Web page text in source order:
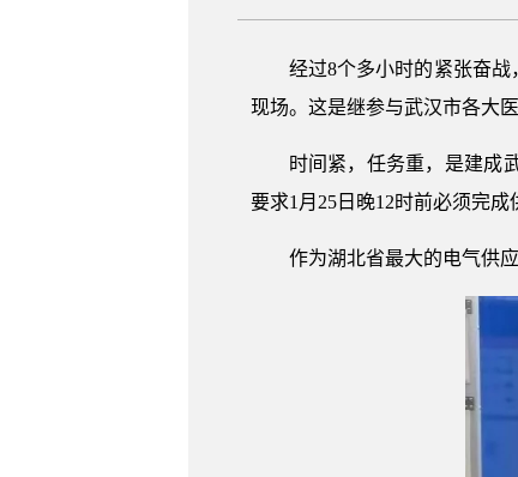
经过8个多小时的紧张奋战
现场。这是继参与武汉市各大
时间紧，任务重，是建成
要求1月25日晚12时前必须完成
作为湖北省最大的电气供